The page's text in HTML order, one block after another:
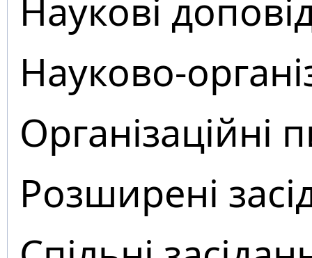
Наукові
Науково-
Організаційні
Розширені